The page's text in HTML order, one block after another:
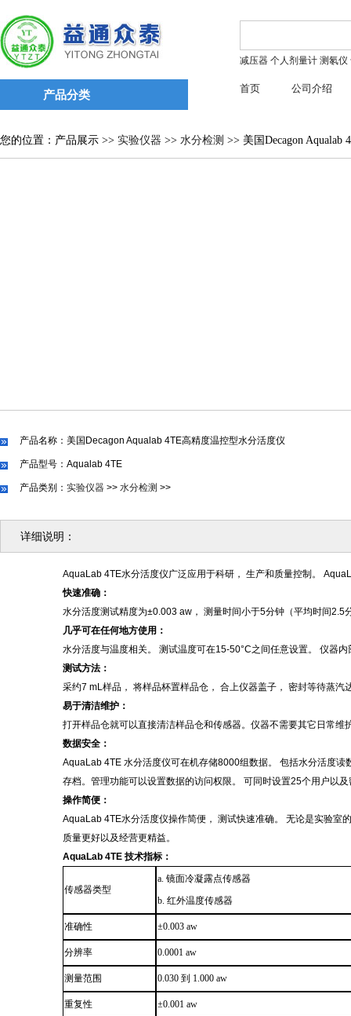
产品分类
减压器 个人剂量计 测氡仪
首页 公司介绍
您的位置：产品展示 >> 实验仪器 >> 水分检测 >> 美国Decagon
产品名称：美国Decagon Aqualab 4TE高精度温控型水分活度仪
产品型号：Aqualab 4TE
产品类别： 实验仪器 >> 水分检测 >>
详细说明：
AquaLab 4TE水分活度仪广泛应用于科研， 生产和质量控制。
快速准确 ：
水分活度测试精度为±0.003 aw ， 测量时间小于5分钟（平均时间2.5
几乎可在任何地方使用 ：
水分活度与温度相关。
测试温度可在15-50°C之间任意设置。 仪器
测试方法 ：
采约7 mL样品， 将样品杯置样品仓， 合上仪器盖子， 密封等待蒸
易于清洁维护 ：
打开样品仓就可以直接清洁样品仓和传感器。仪器不需要其它日常维
数据安全 ：
AquaLab 4TE 水分活度仪可在机存储8000组数据。 包括水分活度读
存档。管理功能可以设置数据的访问权限。 可同时设置25个用户以及
操作简便 ：
AquaLab 4TE水分活度仪操作简便， 测试快速准确。 无论是实验室
质量更好以及经营更精益。
AquaLab 4TE 技术指标 ：
传感器类型
a.镜面冷凝露点传感器
b.红外温度传感器
准确性 ±0.003 aw
分辨率 0.0001 aw
测量范围 0.030到 1.000 aw
重复性 ±0.001 aw